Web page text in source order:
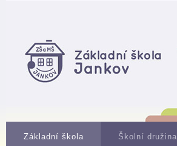
Základní škola Školní družina